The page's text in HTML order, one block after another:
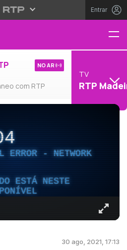
Entrar
com RTP
NO AR
TV
RTP
ERROR - NETWORK
ESTÁ NESTE
30 ago, 2021, 17:13